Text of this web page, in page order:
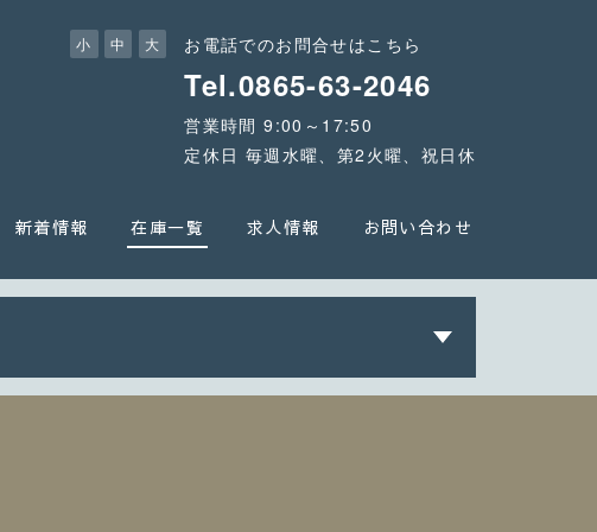
お電話でのお問合せはこちら
Tel.0865-63-2046
営業時間 9:00～17:50
定休日 毎週水曜、第2火曜、祝日休
小 中 大
新着情報 在庫一覧 求人情報 お問い合わせ